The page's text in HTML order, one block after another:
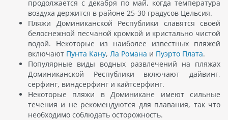
продолжается с декабря по май, когда температура
воздуха держится в районе 25-30 градусов Цельсия.
Пляжи Доминиканской Республики славятся своей
белоснежной песчаной кромкой и кристально чистой
водой. Некоторые из наиболее известных пляжей
включают Пунта Кану, Ла Романа и Пуэрто Плата.
Популярные виды водных развлечений на пляжах
Доминиканской Республики включают дайвинг,
серфинг, виндсерфинг и кайтсерфинг.
Некоторые пляжи в Доминикане имеют сильные
течения и не рекомендуются для плавания, так что
необходимо соблюдать осторожность.